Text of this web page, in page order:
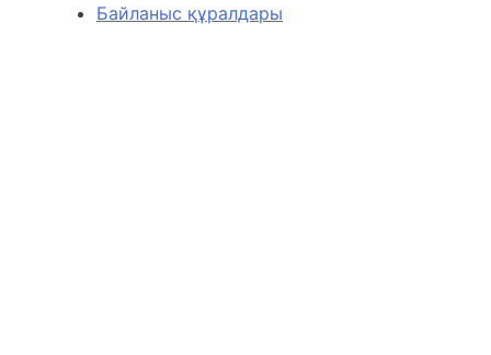
Байланыс құралдары